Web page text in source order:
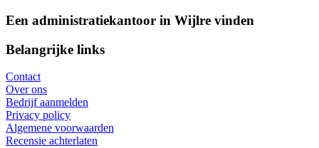
Een administratiekantoor in Wijlre vinden
Belangrijke links
Contact
Over ons
Bedrijf aanmelden
Privacy policy
Algemene voorwaarden
Recensie achterlaten